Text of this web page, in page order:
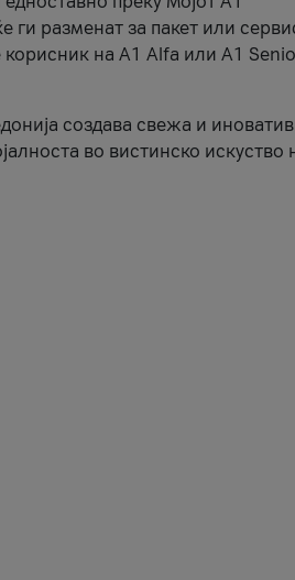
ги разменат за пакет или
корисник на А1 Alfa или A1
создава свежа и
во вистинско искуство